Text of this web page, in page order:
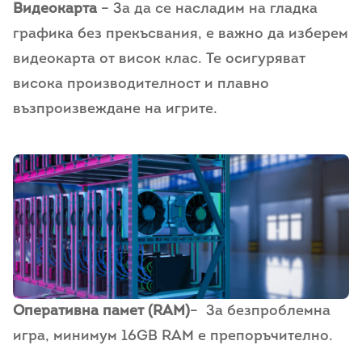
Видеокарта – За да се насладим на гладка
графика без прекъсвания, е важно да изберем
видеокарта от висок клас. Те осигуряват
висока производителност и плавно
възпроизвеждане на игрите.
Оперативна памет (RAM)– За безпроблемна
игра, минимум 16GB RAM е препоръчително.